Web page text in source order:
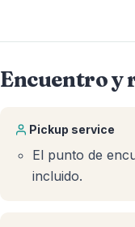
Encuentro y
Pickup service
El punto de
incluido.